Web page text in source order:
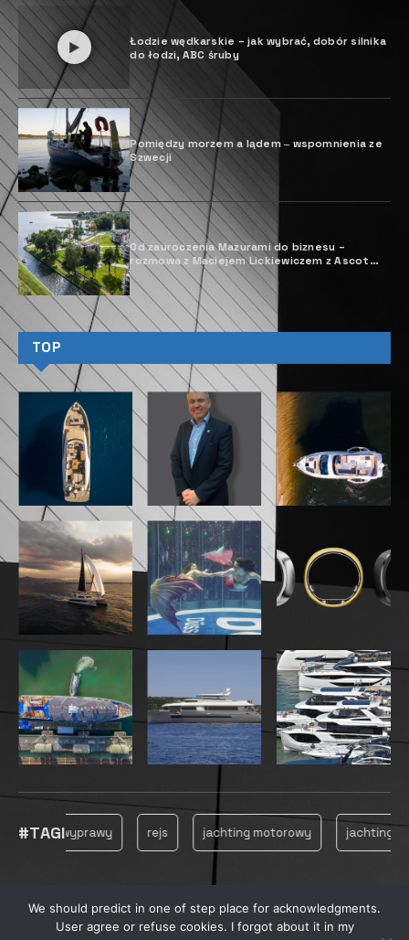
Łodzie wędkarskie – jak wybrać, dobór silnika
do łodzi, ABC śruby
Pomiędzy morzem a lądem ‒ wspomnienia ze
Szwecji
Od zauroczenia Mazurami do biznesu –
rozmowa z Maciejem Lickiewiczem z Ascot
Polska
TOP
#TAGI
wyprawy jachting motorowy jachting
© 2025, MARINECONSULTING
We should predict in one of step place for acknowledgments.
User agree or refuse cookies. I forgot about it in my